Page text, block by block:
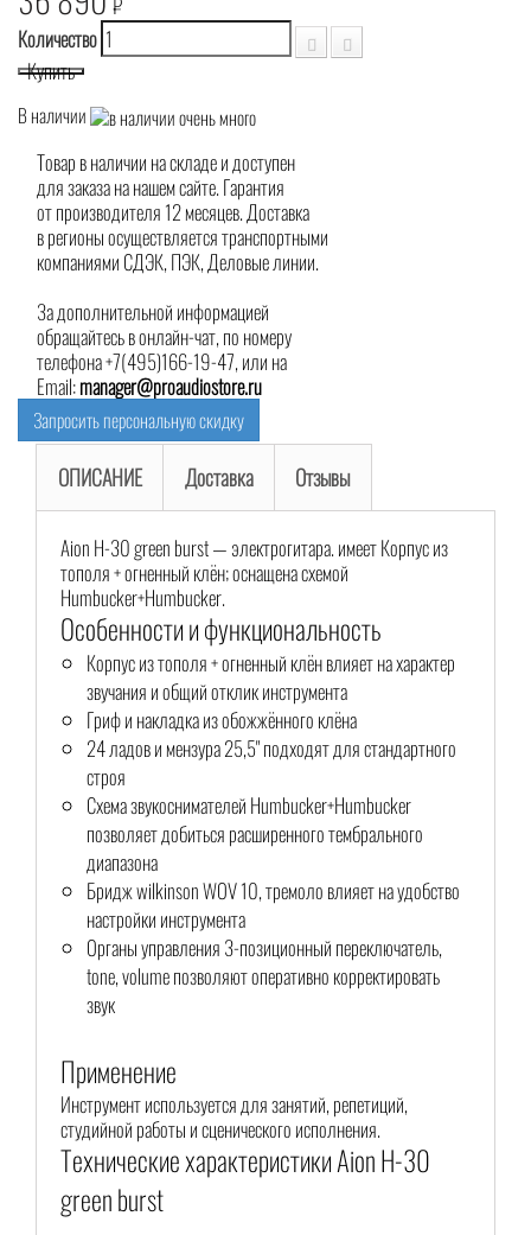
Количество
Купить
В наличии
Товар в наличии на складе и доступен
для заказа на нашем сайте. Гарантия
от производителя 12 месяцев. Доставка
в регионы осуществляется транспортными
компаниями СДЭК, ПЭК, Деловые линии.
За дополнительной информацией
обращайтесь в онлайн-чат, по номеру
телефона +7(495)166-19-47, или на
Email:manager@proaudiostore.ru
Запросить персональную скидку
ОПИСАНИЕ Доставка Отзывы
Aion H-30 green burst — электрогитара. имеет Корпус из
тополя + огненный клён; оснащена схемой
Humbucker+Humbucker.
Особенности и функциональность
Корпус из тополя + огненный клён влияет на характер
звучания и общий отклик инструмента
Гриф и накладка из обожжённого клёна
24 ладов и мензура 25,5" подходят для стандартного
строя
Схема звукоснимателей Humbucker+Humbucker
позволяет добиться расширенного тембрального
диапазона
Бридж wilkinson WOV 10, тремоло влияет на удобство
настройки инструмента
Органы управления 3-позиционный переключатель,
tone, volume позволяют оперативно корректировать
звук
Применение
Инструмент используется для занятий, репетиций,
студийной работы и сценического исполнения.
Технические характеристики Aion H-30
green burst